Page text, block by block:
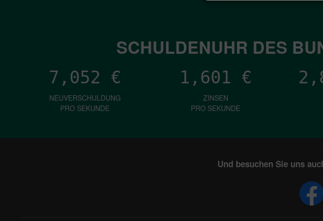
SCHULDENUHR DES
7,052 €
NEUVERSCHULDUNG
PRO SEKUNDE
1,601 €
ZINSEN
PRO SEKUNDE
Und besuchen Sie uns